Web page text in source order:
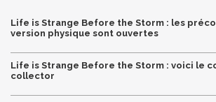
Life is Strange Before the Storm : les
version physique sont ouvertes
Life is Strange Before the Storm : voici le
collector